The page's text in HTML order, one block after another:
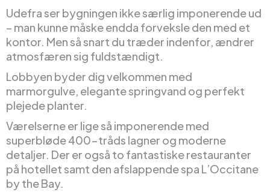
Udefra ser bygningen ikke særlig imponerende ud
– man kunne måske endda forveksle den med et
kontor. Men så snart du træder indenfor, ændrer
atmosfæren sig fuldstændigt.
Lobbyen byder dig velkommen med
marmorgulve, elegante springvand og perfekt
plejede planter.
Værelserne er lige så imponerende med
superbløde 400-tråds lagner og moderne
detaljer. Der er også to fantastiske restauranter
på hotellet samt den afslappende spa L’Occitane
by the Bay.